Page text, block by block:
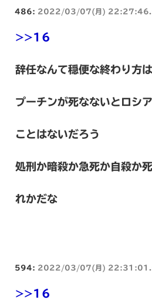
486: 2022/03/07(月)
>>16
辞任なんて穏便な終わり方
プーチンが死なないとロシ
ことはないだろう
処刑か暗殺か急死か自殺か
れかだな
594: 2022/03/07(月)
>>16